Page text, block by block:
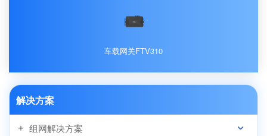
车载网关FTV310
解决方案
组网解决方案